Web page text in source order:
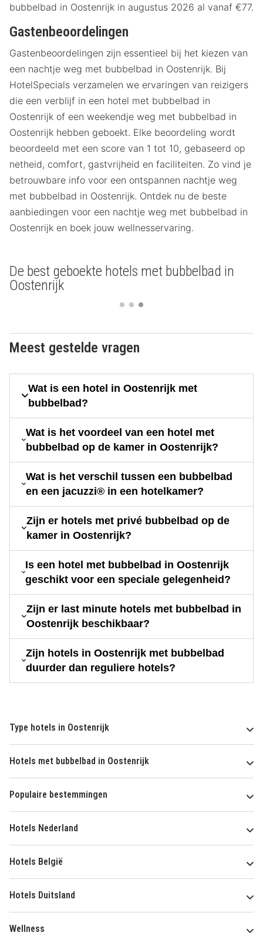
bubbelbad in Oostenrijk in augustus 2026 al vanaf €77.
Gastenbeoordelingen
Gastenbeoordelingen zijn essentieel bij het kiezen van
een nachtje weg met bubbelbad in Oostenrijk. Bij
HotelSpecials verzamelen we ervaringen van reizigers
die een verblijf in een hotel met bubbelbad in
Oostenrijk of een weekendje weg met bubbelbad in
Oostenrijk hebben geboekt. Elke beoordeling wordt
beoordeeld met een score van 1 tot 10, gebaseerd op
netheid, comfort, gastvrijheid en faciliteiten. Zo vind je
betrouwbare info voor een ontspannen nachtje weg
met bubbelbad in Oostenrijk. Ontdek nu de beste
aanbiedingen voor een nachtje weg met bubbelbad in
Oostenrijk en boek jouw wellnesservaring.
De best geboekte hotels met bubbelbad in
Oostenrijk
Meest gestelde vragen
Wat is een hotel in Oostenrijk met
bubbelbad?
Wat is het voordeel van een hotel met
bubbelbad op de kamer in Oostenrijk?
Wat is het verschil tussen een bubbelbad
en een jacuzzi® in een hotelkamer?
Zijn er hotels met privé bubbelbad op de
kamer in Oostenrijk?
Is een hotel met bubbelbad in Oostenrijk
geschikt voor een speciale gelegenheid?
Zijn er last minute hotels met bubbelbad in
Oostenrijk beschikbaar?
Zijn hotels in Oostenrijk met bubbelbad
duurder dan reguliere hotels?
Type hotels in Oostenrijk
Hotels met bubbelbad in Oostenrijk
Populaire bestemmingen
Hotels Nederland
Hotels België
Hotels Duitsland
Wellness